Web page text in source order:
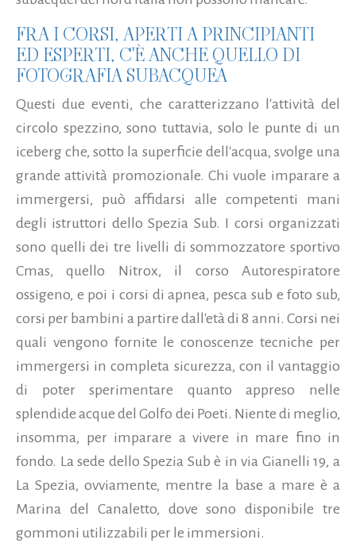
FRA I CORSI, APERTI A PRINCIPIANTI
ED ESPERTI, C'È ANCHE QUELLO DI
FOTOGRAFIA SUBACQUEA
Questi due eventi, che caratterizzano l'attività del
circolo spezzino, sono tuttavia, solo le punte di un
iceberg che, sotto la superficie dell'acqua, svolge una
grande attività promozionale. Chi vuole imparare a
immergersi, può affidarsi alle competenti mani
degli istruttori dello Spezia Sub. I corsi organizzati
sono quelli dei tre livelli di sommozzatore sportivo
Cmas, quello Nitrox, il corso Autorespiratore
ossigeno, e poi i corsi di apnea, pesca sub e foto sub,
corsi per bambini a partire dall'età di 8 anni. Corsi nei
quali vengono fornite le conoscenze tecniche per
immergersi in completa sicurezza, con il vantaggio
di poter sperimentare quanto appreso nelle
splendide acque del Golfo dei Poeti. Niente di meglio,
insomma, per imparare a vivere in mare fino in
fondo. La sede dello Spezia Sub è in via Gianelli 19, a
La Spezia, ovviamente, mentre la base a mare è a
Marina del Canaletto, dove sono disponibile tre
gommoni utilizzabili per le immersioni.